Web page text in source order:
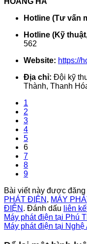
Hotline (Tư vấn
Hotline (Kỹ
562
Website: https://
Địa chỉ: Đội kỹ
Thành, Thanh
1
2
3
4
5
6
7
8
9
Bài viết này được đăng
PHÁT ĐIỆN , MÁY
ĐIỆN . Đánh dấu liên
Máy phát điện tại Phú
Máy phát điện tại Nghệ